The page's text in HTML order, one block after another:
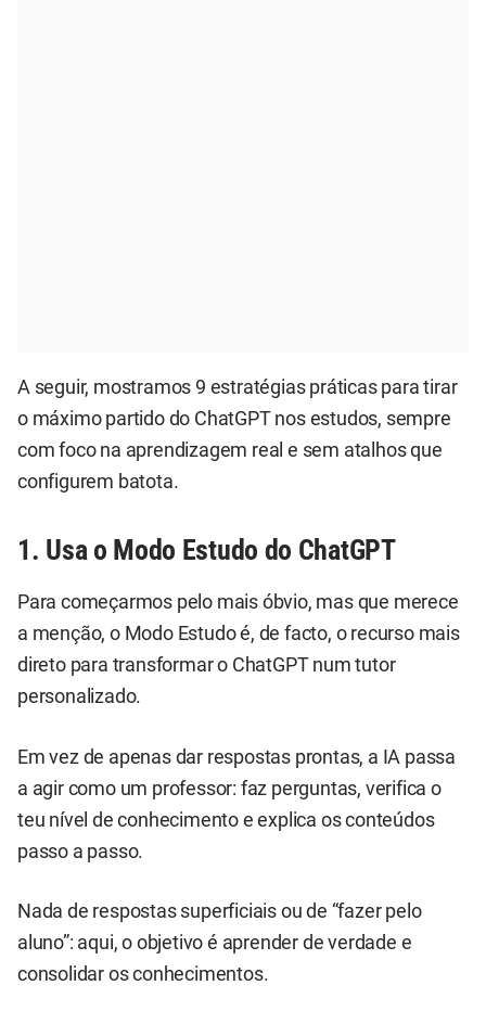
A seguir, mostramos 9 estratégias práticas para tirar
o máximo partido do ChatGPT nos estudos, sempre
com foco na aprendizagem real e sem atalhos que
configurem batota.
1. Usa o Modo Estudo do ChatGPT
Para começarmos pelo mais óbvio, mas que merece
a menção, o Modo Estudo é, de facto, o recurso mais
direto para transformar o ChatGPT num tutor
personalizado.
Em vez de apenas dar respostas prontas, a IA passa
a agir como um professor: faz perguntas, verifica o
teu nível de conhecimento e explica os conteúdos
passo a passo.
Nada de respostas superficiais ou de “fazer pelo
aluno”: aqui, o objetivo é aprender de verdade e
consolidar os conhecimentos.